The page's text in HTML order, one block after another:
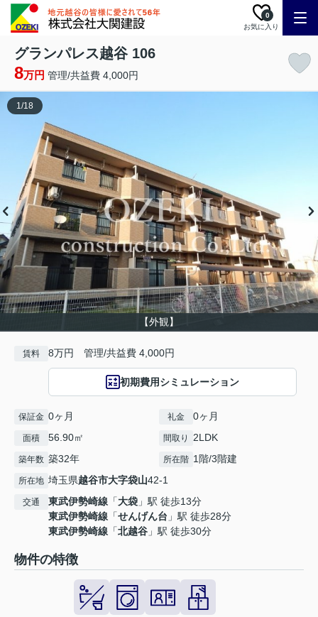
お気に入り
0
グランパレス越谷 106
8万円 管理/共益費 4,000円
【外観】
1/18
賃料 8万円 管理/共益費 4,000円
初期費用シミュレーション
保証金 0ヶ月 礼金 0ヶ月
面積 56.90㎡ 間取り 2LDK
築年数 築32年 所在階 1階/3階建
所在地 埼玉県越谷市大字袋山42-1
交通 東武伊勢崎線 「大袋 」駅 徒歩13分
東武伊勢崎線 「せんげん台 」駅 徒歩28分
東武伊勢崎線 「北越谷 」駅 徒歩30分
物件の特徴